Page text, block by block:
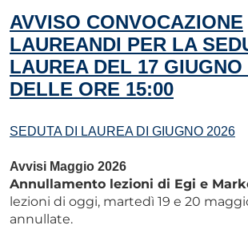
AVVISO CONVOCAZIONE
LAUREANDI PER LA
LAUREA DEL 17 GIUGNO
DELLE ORE 15:00
SEDUTA DI LAUREA DI GIUGNO 2026
Avvisi Maggio 2026
Annullamento lezioni di Egi e
lezioni di oggi, martedì 19 e 20
annullate.